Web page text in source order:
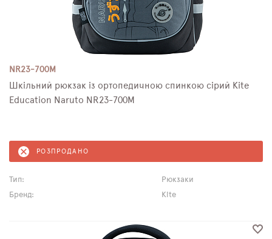
NR23-700M
Шкільний рюкзак із ортопедичною спинкою сірий Kite
Education Naruto NR23-700M
РОЗПРОДАНО
Тип:
Рюкзаки
Бренд:
Kite